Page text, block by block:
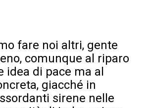
fare noi altri, gente
comunque al riparo
idea di pace ma al
giacché in
sirene nelle